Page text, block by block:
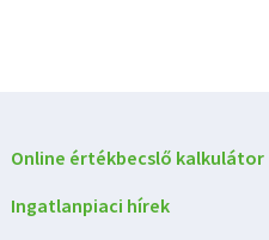
Online értékbecslő kalkulátor
Ingatlanpiaci hírek